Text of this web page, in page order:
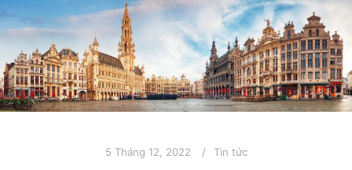
5 Tháng 12, 2022 Tin tức